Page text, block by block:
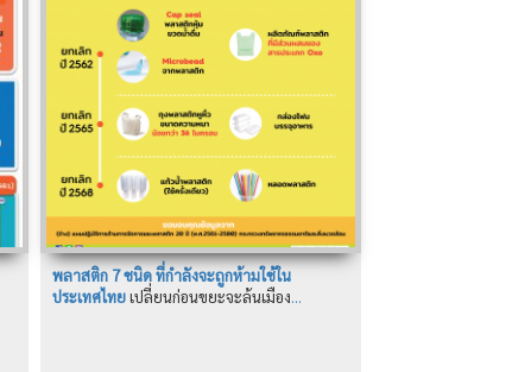
พลาสติก 7 ชนิด ที่กำลังจะถูกห้ามใช้ใน
ประเทศไทยเปลี่ยนก่อนขยะจะล้นเมือง...